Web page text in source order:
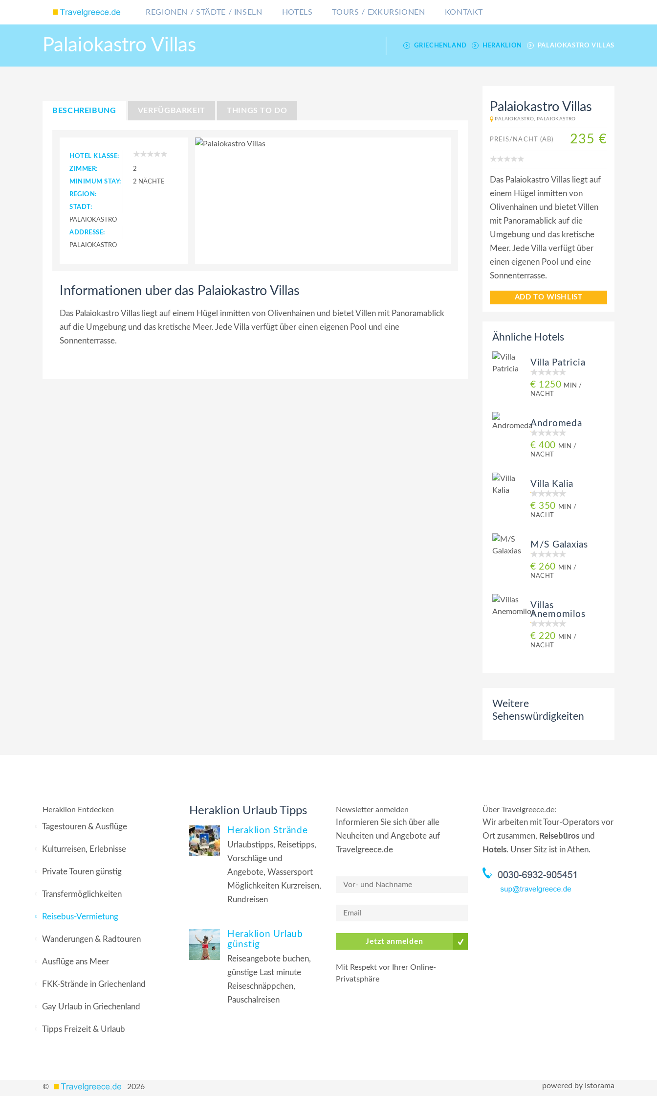
REGIONEN / STÄDTE / INSELN HOTELS TOURS / EXKURSIONEN KONTAKT
Palaiokastro Villas GRIECHENLAND HERAKLION PALAIOKASTRO VILLAS
BESCHREIBUNG VERFÜGBARKEIT THINGS TO DO
HOTEL KLASSE:
ZIMMER:
2
MINIMUM STAY:
2 NÄCHTE
REGION:
STADT:
PALAIOKASTRO
ADDRESSE:
PALAIOKASTRO
Informationen uber das Palaiokastro Villas
Das Palaiokastro Villas liegt auf einem Hügel inmitten von Olivenhainen und bietet Villen mit Panoramablick
auf die Umgebung und das kretische Meer. Jede Villa verfügt über einen eigenen Pool und eine
Sonnenterrasse.
Palaiokastro Villas
PALAIOKASTRO, PALAIOKASTRO
PREIS/NACHT (AB) 235 €
Das Palaiokastro Villas liegt auf
einem Hügel inmitten von
Olivenhainen und bietet Villen
mit Panoramablick auf die
Umgebung und das kretische
Meer. Jede Villa verfügt über
einen eigenen Pool und eine
Sonnenterrasse.
ADD TO WISHLIST
Ähnliche Hotels
Villa Patricia
€ 1250 MIN /
NACHT
Andromeda
€ 400 MIN /
NACHT
Villa Kalia
€ 350 MIN /
NACHT
M/S Galaxias
€ 260 MIN /
NACHT
Villas
Anemomilos
€ 220 MIN /
NACHT
Weitere
Sehenswürdigkeiten
Heraklion Entdecken
Tagestouren & Ausflüge
Kulturreisen, Erlebnisse
Private Touren günstig
Transfermöglichkeiten
Reisebus-Vermietung
Wanderungen & Radtouren
Ausflüge ans Meer
FKK-Strände in Griechenland
Gay Urlaub in Griechenland
Tipps Freizeit & Urlaub
Heraklion Urlaub Tipps
Heraklion Strände
Urlaubstipps, Reisetipps,
Vorschläge und
Angebote, Wassersport
Möglichkeiten Kurzreisen,
Rundreisen
Heraklion Urlaub
günstig
Reiseangebote buchen,
günstige Last minute
Reiseschnäppchen,
Pauschalreisen
Newsletter anmelden
Informieren Sie sich über alle
Neuheiten und Angebote auf
Travelgreece.de
Jetzt anmelden
Mit Respekt vor Ihrer Online-
Privatsphäre
Über Travelgreece.de:
Wir arbeiten mit Tour-Operators vor
Ort zusammen, Reisebüros und
Hotels. Unser Sitz ist in Athen.
© 2026 powered by Istorama